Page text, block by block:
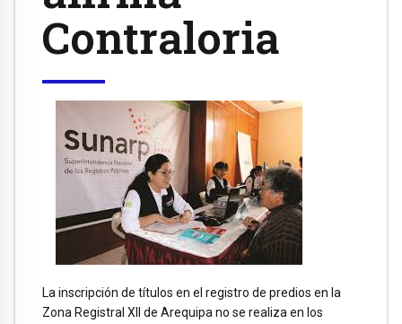
Contraloria
La inscripción de títulos en el registro de predios en la
Zona Registral XII de Arequipa no se realiza en los